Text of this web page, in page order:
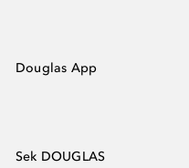
Douglas App
Sek DOUGLAS